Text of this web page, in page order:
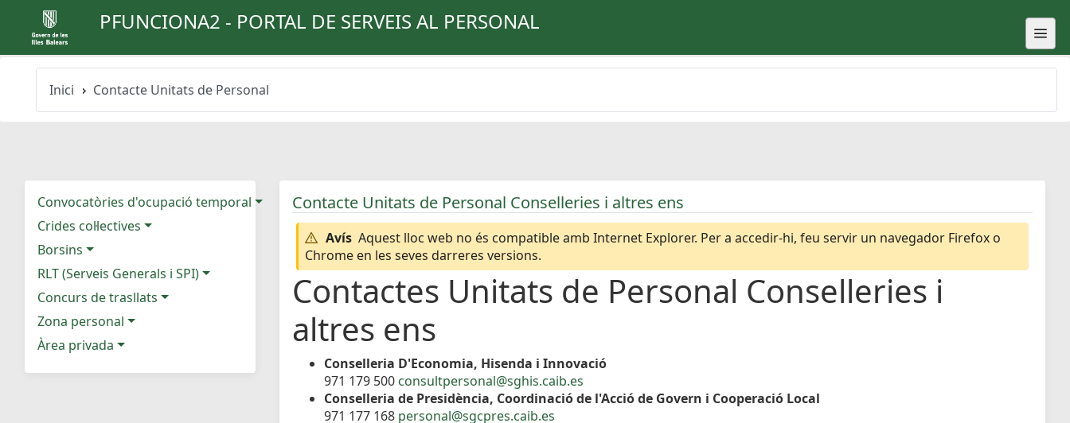
PFUNCIONA2 - PORTAL DE SERVEIS AL PERSONAL
Inici Contacte Unitats de Personal
Convocatòries d'ocupació temporal
Crides col·lectives
Borsins
RLT (Serveis Generals i SPI)
Concurs de trasllats
Zona personal
Àrea privada
Contacte Unitats de Personal Conselleries i altres ens
Avís Aquest lloc web no és compatible amb Internet Explorer. Per a accedir-hi, feu servir un navegador Firefox o
Chrome en les seves darreres versions.
Contactes Unitats de Personal Conselleries i
altres ens
Conselleria D'Economia, Hisenda i Innovació
971 179 500 consultpersonal@sghis.caib.es
Conselleria de Presidència, Coordinació de l'Acció de Govern i Cooperació Local
971 177 168 personal@sgcpres.caib.es